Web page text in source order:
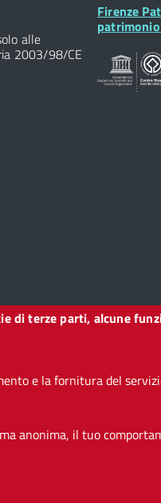
alle
2003/98/CE
Footer
Widget
Firenze
di terze parti, alcune
e la fornitura del
anonima, il tuo